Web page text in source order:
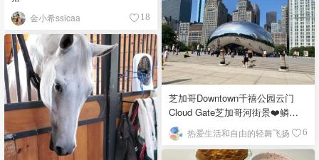
金小希ssicaa 18
芝加哥Downtown千禧公园云门
Cloud Gate芝加哥河街景❤️鳞次
栉比的高楼
热爱生活和自由的轻舞飞扬 6